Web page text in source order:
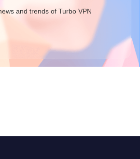
and trends of Turbo VPN